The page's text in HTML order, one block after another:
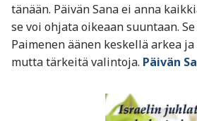
tänään. Päivän Sana ei anna
se voi ohjata oikeaan suuntaan.
Paimenen äänen keskellä arkea
mutta tärkeitä valintoja. Päivän